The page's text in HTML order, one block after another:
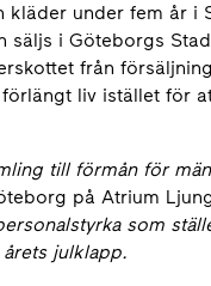
under fem år i
i Göteborgs
från
liv istället för
till förmån för
på Atrium
som
julklapp.